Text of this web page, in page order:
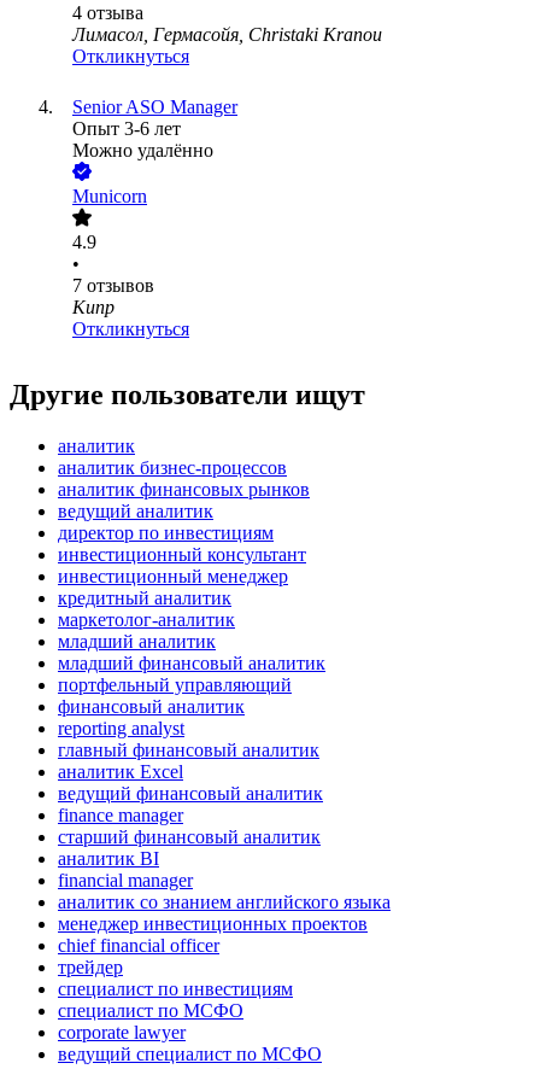
4 отзыва
Лимасол, Гермасойя, Christaki Kranou
Откликнуться
Senior ASO Manager
Опыт 3-6 лет
Можно удалённо
Municorn
4.9
•
7 отзывов
Кипр
Откликнуться
Другие пользователи ищут
аналитик
аналитик бизнес-процессов
аналитик финансовых рынков
ведущий аналитик
директор по инвестициям
инвестиционный консультант
инвестиционный менеджер
кредитный аналитик
маркетолог-аналитик
младший аналитик
младший финансовый аналитик
портфельный управляющий
финансовый аналитик
reporting analyst
главный финансовый аналитик
аналитик Excel
ведущий финансовый аналитик
finance manager
старший финансовый аналитик
аналитик BI
financial manager
аналитик со знанием английского языка
менеджер инвестиционных проектов
chief financial officer
трейдер
специалист по инвестициям
специалист по МСФО
corporate lawyer
ведущий специалист по МСФО